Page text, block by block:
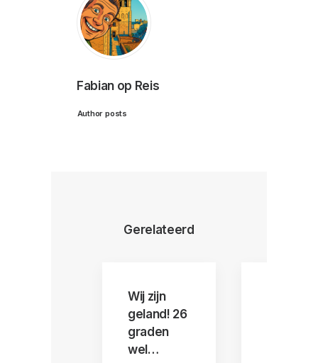
Fabian op Reis
Author posts
Gerelateerd
Wij zijn
geland! 26
graden
wel…